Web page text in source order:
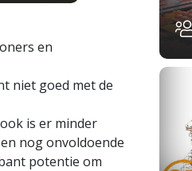
en
niet goed met de
is er minder
nog onvoldoende
potentie om